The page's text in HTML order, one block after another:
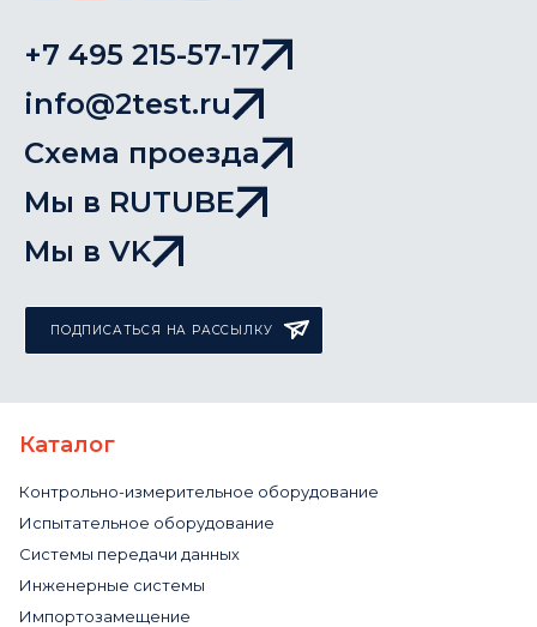
+7 495 215-57-17
info@2test.ru
Схема проезда
Мы в RUTUBE
Мы в VK
ПОДПИСАТЬСЯ НА РАССЫЛКУ
Каталог
Контрольно-измерительное оборудование
Испытательное оборудование
Системы передачи данных
Инженерные системы
Импортозамещение